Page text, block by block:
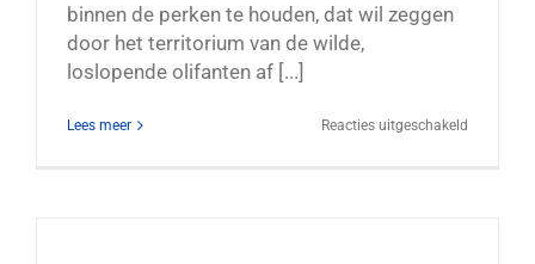
binnen de perken te houden, dat wil zeggen
door het territorium van de wilde,
loslopende olifanten af [...]
Lees meer Reacties uitgeschakeld